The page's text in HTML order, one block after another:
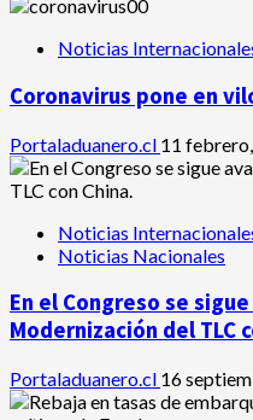
Noticias
Coronavirus pone en
Portaladuanero.cl 11
Noticias
Noticias Nacionales
En el Congreso se
Modernización del TLC
Portaladuanero.cl 16